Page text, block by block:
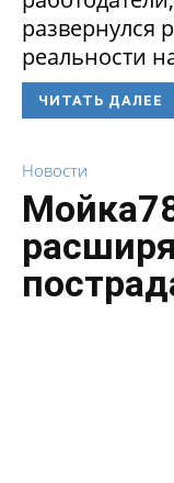
развернулся
реальности
ЧИТАТЬ ДАЛЕЕ
Новости